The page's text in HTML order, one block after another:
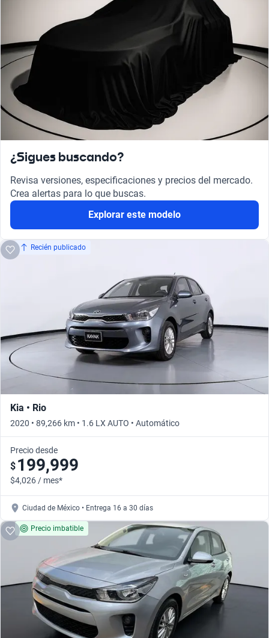
¿Sigues buscando?
Revisa versiones, especificaciones y precios del mercado.
Crea alertas para lo que buscas.
Explorar este modelo
Recién publicado
Kia • Rio
2020 • 89,266 km • 1.6 LX AUTO • Automático
Precio desde
$ 199,999
$4,026 / mes*
Ciudad de México • Entrega 16 a 30 días
Precio imbatible